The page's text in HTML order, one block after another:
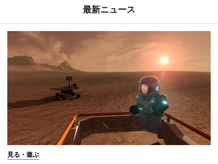
最新ニュース
見る・遊ぶ